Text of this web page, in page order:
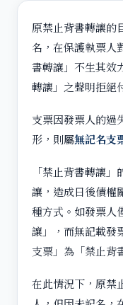
原禁止背書轉讓的
名，在保護執票人
書轉讓」不生其效
轉讓」之聲明拒絕
支票因發票人的過
形，則屬無記名支
「禁止背書轉讓
讓，造成日後債權
種方式。如發票人
讓」，而無記載發
支票」為「禁止背
在此情況下，原禁